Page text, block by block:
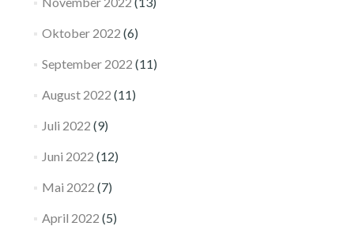
Oktober 2022 (6)
September 2022 (11)
August 2022 (11)
Juli 2022 (9)
Juni 2022 (12)
Mai 2022 (7)
April 2022 (5)